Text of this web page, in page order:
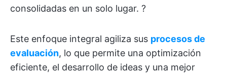
consolidadas en un solo lugar. ?
Este enfoque integral agiliza sus procesos de
evaluación, lo que permite una optimización
eficiente, el desarrollo de ideas y una mejor